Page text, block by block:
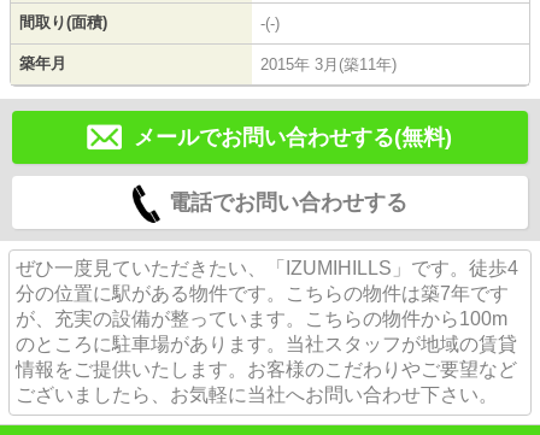
間取り(面積) -(-)
築年月 2015年 3月(築11年)
メールでお問い合わせする(無料)
電話でお問い合わせする
ぜひ一度見ていただきたい、「IZUMIHILLS」です。徒歩4
分の位置に駅がある物件です。こちらの物件は築7年です
が、充実の設備が整っています。こちらの物件から100m
のところに駐車場があります。当社スタッフが地域の賃貸
情報をご提供いたします。お客様のこだわりやご要望など
ございましたら、お気軽に当社へお問い合わせ下さい。